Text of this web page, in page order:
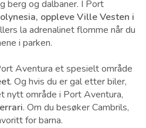
berg og dalbaner. I Port
oppleve Ville Vesten i
la adrenalinet flomme når du
i parken.
Aventura et spesielt område
. Og hvis du er gal etter biler,
nytt område i Port Aventura,
. Om du besøker Cambrils,
for barna.